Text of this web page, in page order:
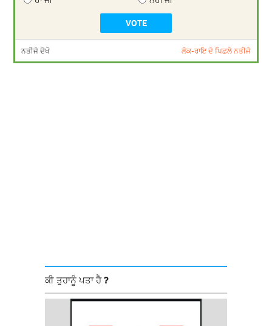
ਨਤੀਜੇ ਦੇਖੋ ਲੋਕ-ਰਾਇ ਦੇ ਪਿਛਲੇ ਨਤੀਜੇ
ਕੀ ਤੁਹਾਨੂੰ ਪਤਾ ਹੈ ?